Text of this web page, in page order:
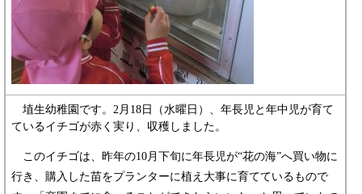
埴生幼稚園です。2月18日（水曜日）、年長児と年中児が育て
ているイチゴが赤く実り、収穫しました。
このイチゴは、昨年の10月下旬に年長児が“花の海”へ買い物に
行き、購入した苗をプランターに植え大事に育てているもので